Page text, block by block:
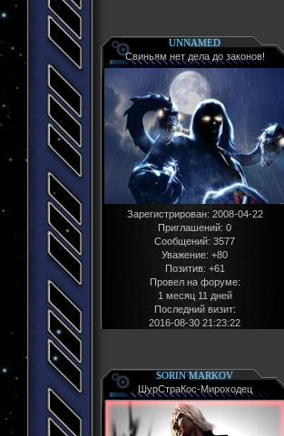
UNNAMED
Свиньям нет дела до законов!
Зарегистрирован: 2008-04-22
Приглашений: 0
Сообщений: 3577
Уважение: +80
Позитив: +61
Провел на форуме:
1 месяц 11 дней
Последний визит:
2016-08-30 21:23:22
SORIN MARKOV
ШурСтраКос-Мироходец